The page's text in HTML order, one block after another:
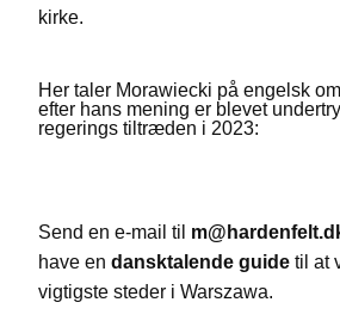
kirke.
Her taler Morawiecki på engelsk
efter hans mening er blevet
regerings tiltræden i 2023:
Send en e-mail til
have en dansktalende guide til at
vigtigste steder i Warszawa.